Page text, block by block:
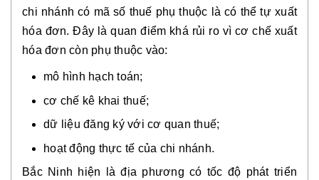
chi nhánh có mã số thuế phụ thuộc là có thể tự xuất
hóa đơn. Đây là quan điểm khá rủi ro vì cơ chế xuất
hóa đơn còn phụ thuộc vào:
mô hình hạch toán;
cơ chế kê khai thuế;
dữ liệu đăng ký với cơ quan thuế;
hoạt động thực tế của chi nhánh.
Bắc Ninh hiện là địa phương có tốc độ phát triển